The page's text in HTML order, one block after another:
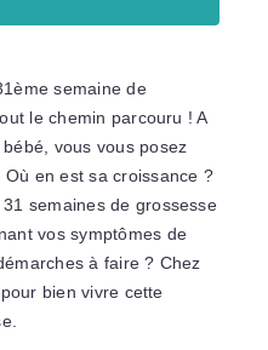
semaine de
le chemin parcouru ! A
vous vous posez
en est sa croissance ?
semaines de grossesse
vos symptômes de
à faire ? Chez
bien vivre cette